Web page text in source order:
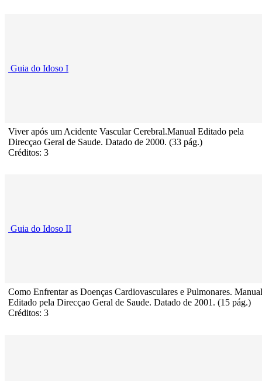
Guia do Idoso I
Viver após um Acidente Vascular Cerebral.Manual Editado pela
Direcçao Geral de Saude. Datado de 2000. (33 pág.)
Créditos: 3
Guia do Idoso II
Como Enfrentar as Doenças Cardiovasculares e Pulmonares. Manual
Editado pela Direcçao Geral de Saude. Datado de 2001. (15 pág.)
Créditos: 3